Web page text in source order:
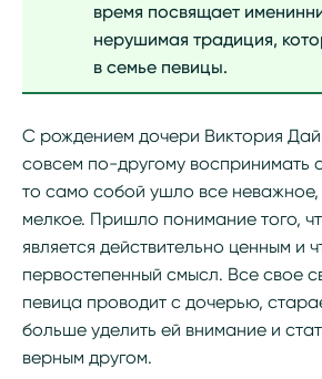
время посвящает
нерушимая традиция,
в семье певицы.
С рождением дочери Виктория
совсем по-другому воспринимать
то само собой ушло все неважное,
мелкое. Пришло понимание того,
является действительно ценным и
первостепенный смысл. Все свое
певица проводит с дочерью,
больше уделить ей внимание и
верным другом.